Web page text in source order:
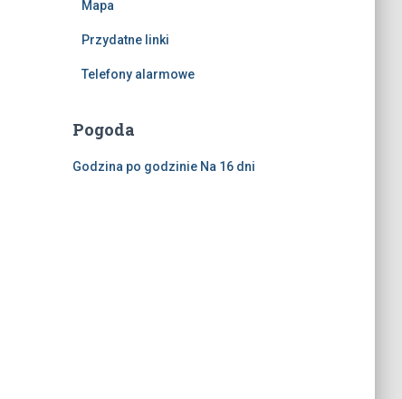
Mapa
Przydatne linki
Telefony alarmowe
Pogoda
Godzina po godzinie Na 16 dni